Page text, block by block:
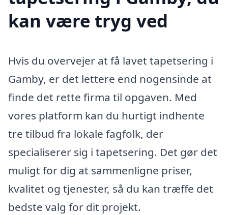
kan være tryg ved
Hvis du overvejer at få lavet tapetsering i
Gamby, er det lettere end nogensinde at
finde det rette firma til opgaven. Med
vores platform kan du hurtigt indhente
tre tilbud fra lokale fagfolk, der
specialiserer sig i tapetsering. Det gør det
muligt for dig at sammenligne priser,
kvalitet og tjenester, så du kan træffe det
bedste valg for dit projekt.